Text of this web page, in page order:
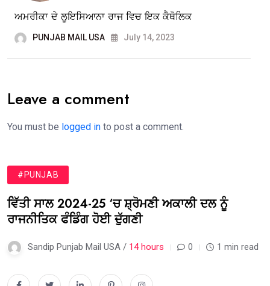
ਅਮਰੀਕਾ ਦੇ ਲੂਇਸਿਆਨਾ ਰਾਜ ਵਿਚ ਇਕ ਕੈਥੋਲਿਕ
PUNJAB MAIL USA July 14, 2023
Leave a comment
You must be logged in to post a comment.
#PUNJAB
ਵਿੱਤੀ ਸਾਲ 2024-25 ‘ਚ ਸ਼੍ਰੋਮਣੀ ਅਕਾਲੀ ਦਲ ਨੂੰ
ਰਾਜਨੀਤਿਕ ਫੰਡਿੰਗ ਹੋਈ ਦੁੱਗਣੀ
Sandip Punjab Mail USA / 14 hours 0 1 min read